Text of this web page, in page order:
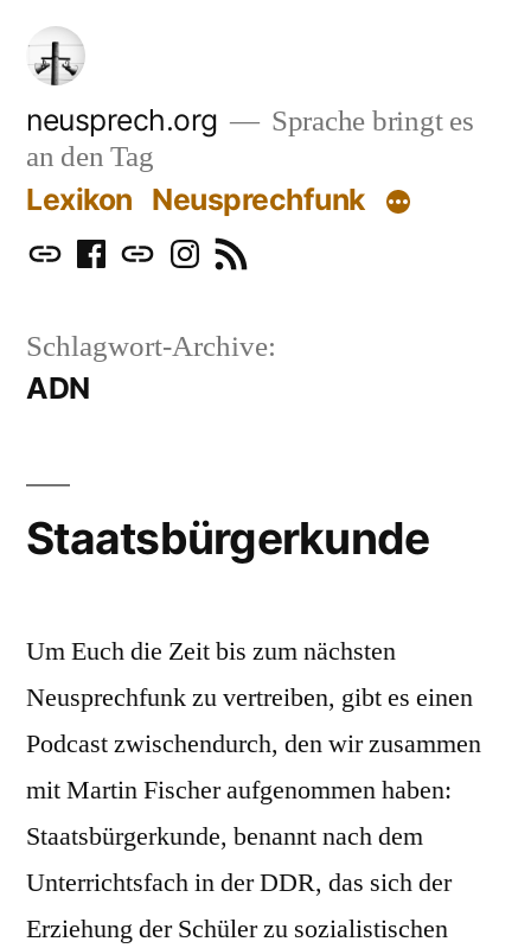
Zum
Inhalt
springen
neusprech.org
Sprache bringt es
an den Tag
Lexikon Neusprechfunk
MastodonFacebook
BlueskyInstagram
RSS
Schlagwort-Archive:
ADN
Staatsbürgerkunde
Um Euch die Zeit bis zum nächsten
Neusprechfunk zu vertreiben, gibt es einen
Podcast zwischendurch, den wir zusammen
mit Martin Fischer aufgenommen haben:
Staatsbürgerkunde, benannt nach dem
Unterrichtsfach in der DDR, das sich der
Erziehung der Schüler zu sozialistischen